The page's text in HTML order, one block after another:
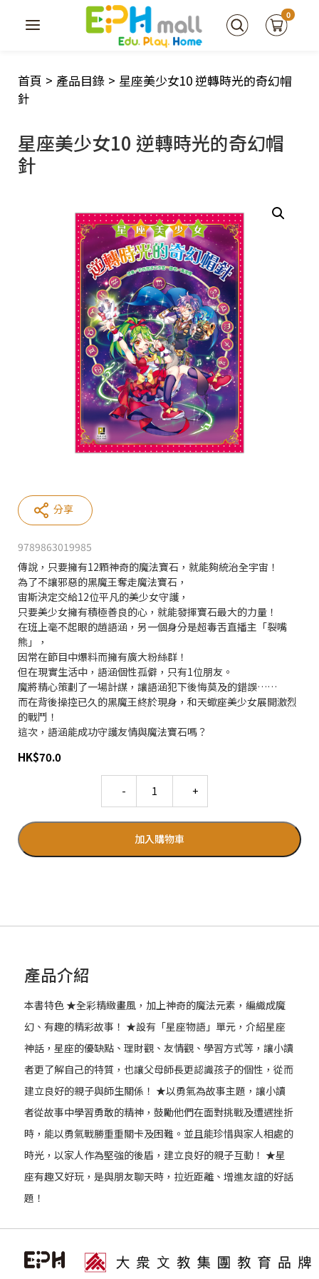
0
首頁 > 產品目錄 > 星座美少女10 逆轉時光的奇幻帽
針
星座美少女10 逆轉時光的奇幻帽
針
9789863019985
傳說，只要擁有12顆神奇的魔法寶石，就能夠統治全宇宙！
為了不讓邪惡的黑魔王奪走魔法寶石，
宙斯決定交給12位平凡的美少女守護，
只要美少女擁有積極善良的心，就能發揮寶石最大的力量！
在班上毫不起眼的趙語涵，另一個身分是超毒舌直播主「裂嘴
熊」，
因常在節目中爆料而擁有廣大粉絲群！
但在現實生活中，語涵個性孤僻，只有1位朋友。
魔將精心策劃了一場計謀，讓語涵犯下後悔莫及的錯誤……
而在背後操控已久的黑魔王終於現身，和天蠍座美少女展開激烈
的戰鬥！
這次，語涵能成功守護友情與魔法寶石嗎？
HK$70.0
加入購物車
分享
產品介紹
本書特色 ★全彩精緻畫風，加上神奇的魔法元素，編織成魔
幻、有趣的精彩故事！ ★設有「星座物語」單元，介紹星座
神話，星座的優缺點、理財觀、友情觀、學習方式等，讓小讀
者更了解自己的特質，也讓父母師長更認識孩子的個性，從而
建立良好的親子與師生關係！ ★以勇氣為故事主題，讓小讀
者從故事中學習勇敢的精神，鼓勵他們在面對挑戰及遭遇挫折
時，能以勇氣戰勝重重關卡及困難。並且能珍惜與家人相處的
時光，以家人作為堅強的後盾，建立良好的親子互動！ ★星
座有趣又好玩，是與朋友聊天時，拉近距離、增進友誼的好話
題！